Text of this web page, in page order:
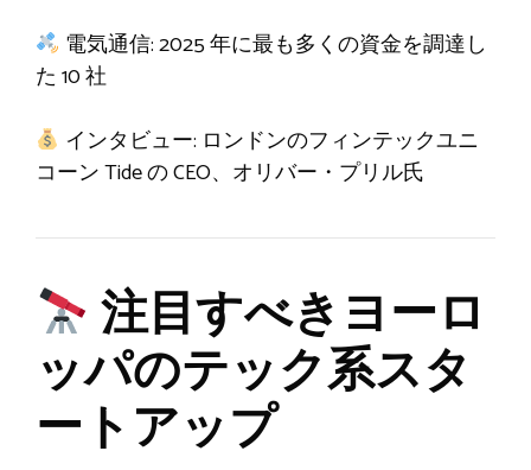
電気通信: 2025 年に最も多くの資金を調達し
た 10 社
インタビュー: ロンドンのフィンテックユニ
コーン Tide の CEO、オリバー・プリル氏
注目すべきヨーロ
ッパのテック系スタ
ートアップ